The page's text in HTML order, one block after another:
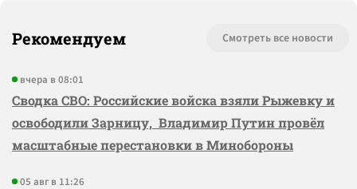
Рекомендуем Смотреть все новости
вчера в 08:01
Сводка СВО: Российские войска взяли Рыжевку и
освободили Зарницу, Владимир Путин провёл
масштабные перестановки в Минобороны
05 авг в 11:26